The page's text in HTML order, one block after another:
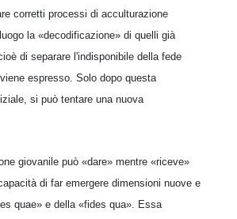
corretti processi di acculturazione
la «decodificazione» di quelli già
di separare l'indisponibile della fede
espresso. Solo dopo questa
si può tentare una nuova
giovanile può «dare» mentre «riceve»
di far emergere dimensioni nuove e
quae» e della «fides qua». Essa